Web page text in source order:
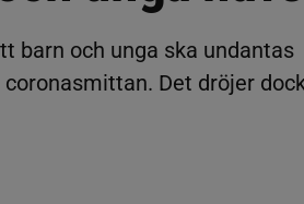
barn och unga ska undantas
Det dröjer